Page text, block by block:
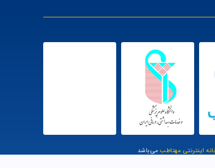
اینترنتی مهتاطب می‌باشد